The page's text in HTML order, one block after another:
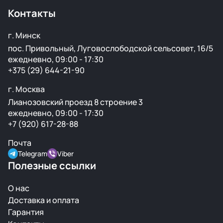
Контакты
г. Минск
пос. Привольный, Луговослободской сельсовет, 16/5
ежедневно, 09:00 - 17:30
+375 (29) 644-21-90
г. Москва
Лианозовский проезд 8 строение 3
ежедневно, 09:00 - 17:30
+7 (920) 617-28-88
Почта
Telegram Viber
Полезные ссылки
О нас
Доставка и оплата
Гарантия